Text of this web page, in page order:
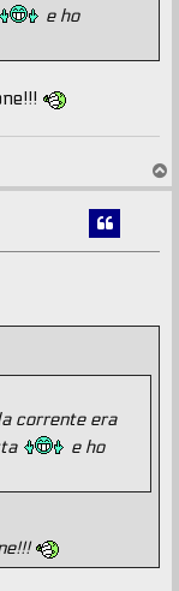
e ho
o
corrente era
e ho